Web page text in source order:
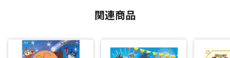
関連商品